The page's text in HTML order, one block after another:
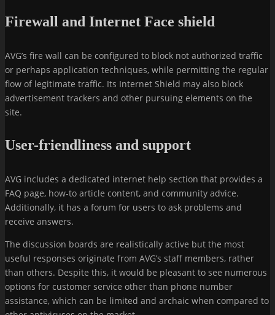
Firewall and Internet Face shield
AVG’s fire wall can be configured to block not authorized traffic
or perhaps application techniques, while permitting the regular
flow of legitimate traffic. Its Internet Shield may also block
advertisement trackers and other pursuing elements on the
site.
User-friendliness and support
AVG includes a dedicated internet help section that provides a
FAQ page, how-to article content, and community advice.
Additionally, it has a forum for users to ask problems and
receive answers.
The discussion boards are realistically active but the most
useful responses originate from AVG’s staff members, rather
than others. Despite this, it would be pleasant to see numerous
options for customer service other than phone number
assistance, which can be limited and archaic when compared to